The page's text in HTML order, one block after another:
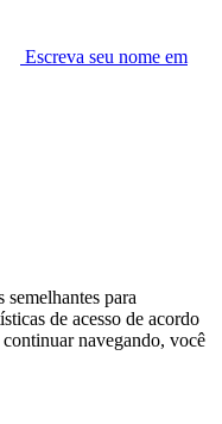
Escreva seu nome em
para
de acesso de acordo
navegando, você